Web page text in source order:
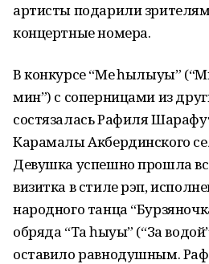
артисты подарили
концертные номера.
В конкурсе “Мең һылыуы”
мин”) с соперницами из
состязалась Рафиля
Карамалы Акбердинского
Девушка успешно прошла
визитка в стиле рэп,
народного танца
обряда “Таң һыуы” (“За
оставило равнодушным.